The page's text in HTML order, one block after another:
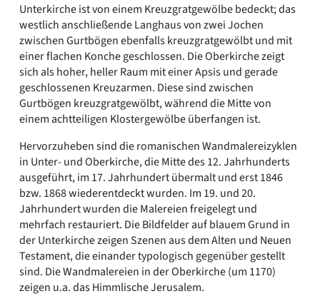
Unterkirche ist von einem Kreuzgratgewölbe bedeckt; das
westlich anschließende Langhaus von zwei Jochen
zwischen Gurtbögen ebenfalls kreuzgratgewölbt und mit
einer flachen Konche geschlossen. Die Oberkirche zeigt
sich als hoher, heller Raum mit einer Apsis und gerade
geschlossenen Kreuzarmen. Diese sind zwischen
Gurtbögen kreuzgratgewölbt, während die Mitte von
einem achtteiligen Klostergewölbe überfangen ist.
Hervorzuheben sind die romanischen Wandmalereizyklen
in Unter- und Oberkirche, die Mitte des 12. Jahrhunderts
ausgeführt, im 17. Jahrhundert übermalt und erst 1846
bzw. 1868 wiederentdeckt wurden. Im 19. und 20.
Jahrhundert wurden die Malereien freigelegt und
mehrfach restauriert. Die Bildfelder auf blauem Grund in
der Unterkirche zeigen Szenen aus dem Alten und Neuen
Testament, die einander typologisch gegenüber gestellt
sind. Die Wandmalereien in der Oberkirche (um 1170)
zeigen u.a. das Himmlische Jerusalem.